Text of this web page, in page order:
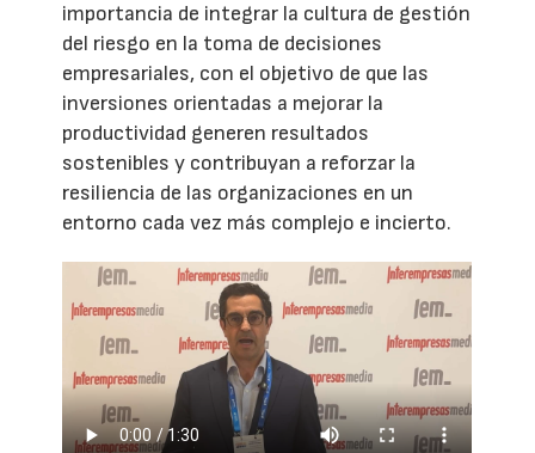
importancia de integrar la cultura de gestión
del riesgo en la toma de decisiones
empresariales, con el objetivo de que las
inversiones orientadas a mejorar la
productividad generen resultados
sostenibles y contribuyan a reforzar la
resiliencia de las organizaciones en un
entorno cada vez más complejo e incierto.